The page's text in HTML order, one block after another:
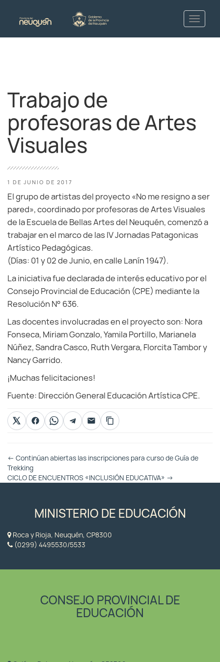
Trabajo de
profesoras de Artes
Visuales
1 DE JUNIO DE 2017
El grupo de artistas del proyecto «No me resigno a ser
pared», coordinado por profesoras de Artes Visuales
de la Escuela de Bellas Artes del Neuquén, comenzó a
trabajar en el marco de las IV Jornadas Patagonicas
Artístico Pedagógicas.
(Días: 01 y 02 de Junio, en calle Lanín 1947).
La iniciativa fue declarada de interés educativo por el
Consejo Provincial de Educación (CPE) mediante la
Resolución N° 636.
Las docentes involucradas en el proyecto son: Nora
Fonseca, Miriam Gonzalo, Yamila Portillo, Marianela
Núñez, Sandra Casco, Ruth Vergara, Florcita Tambor y
Nancy Garrido.
¡Muchas felicitaciones!
Fuente: Dirección General Educación Artística CPE.
Otras
Entradas
← Continúan abiertas las inscripciones para curso de Guía de
Trekking
CICLO DE ENCUENTROS «INCLUSIÓN EDUCATIVA» →
MINISTERIO DE EDUCACIÓN
Roca y Rioja, Neuquén, CP8300
(0299) 4495530/5533
CONSEJO PROVINCIAL DE
EDUCACIÓN